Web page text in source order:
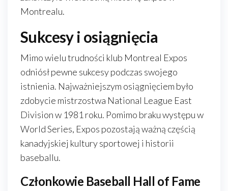
Montrealu.
Sukcesy i osiągnięcia
Mimo wielu trudności klub Montreal Expos
odniósł pewne sukcesy podczas swojego
istnienia. Najważniejszym osiągnięciem było
zdobycie mistrzostwa National League East
Division w 1981 roku. Pomimo braku występu w
World Series, Expos pozostają ważną częścią
kanadyjskiej kultury sportowej i historii
baseballu.
Członkowie Baseball Hall of Fame